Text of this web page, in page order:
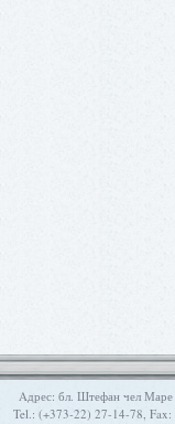
Aдрес: бл. Штефан чел
Tel.: (+373-22) 27-14-78,